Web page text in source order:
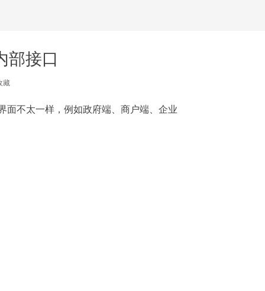
部接口
面不太一样，例如政府端、商户端、企业
藏